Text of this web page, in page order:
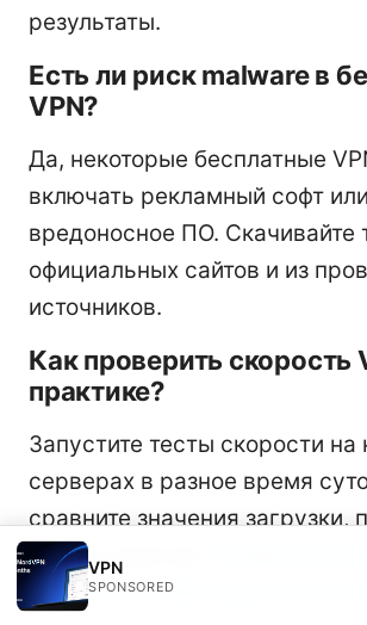
результаты.
Есть ли риск malware в
VPN?
Да, некоторые бесплатные
включать рекламный софт
вредоносное ПО. Скачивайте
официальных сайтов и из
источников.
Как проверить скорость
практике?
Запустите тесты скорости на
серверах в разное время
сравните значения загрузки,
потери пакетов.
Google
Why It's Not Working and How
VPN
SPONSORED